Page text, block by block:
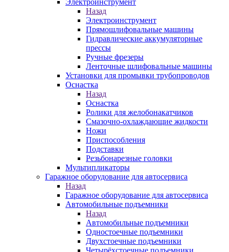
Электроинструмент
Назад
Электроинструмент
Прямошлифовальные машины
Гидравлические аккумуляторные
прессы
Ручные фрезеры
Ленточные шлифовальные машины
Установки для промывки трубопроводов
Оснастка
Назад
Оснастка
Ролики для желобонакатчиков
Смазочно-охлаждающие жидкости
Ножи
Приспособления
Подставки
Резьбонарезные головки
Мультипликаторы
Гаражное оборудование для автосервиса
Назад
Гаражное оборудование для автосервиса
Автомобильные подъемники
Назад
Автомобильные подъемники
Одностоечные подъемники
Двухстоечные подъемники
Четырёхстоечные подъемники